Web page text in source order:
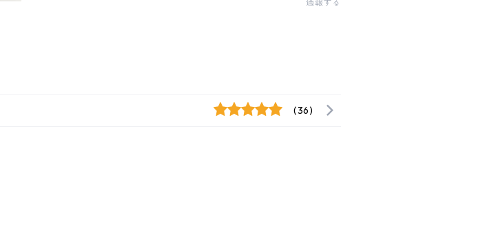
通報する
(36)